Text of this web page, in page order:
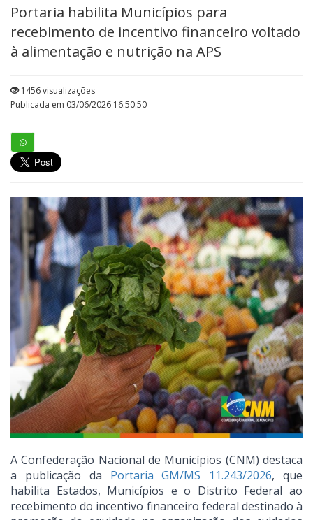
Portaria habilita Municípios para
recebimento de incentivo financeiro voltado
à alimentação e nutrição na APS
1456 visualizações
Publicada em 03/06/2026 16:50:50
A Confederação Nacional de Municípios (CNM) destaca
a publicação da Portaria GM/MS 11.243/2026, que
habilita Estados, Municípios e o Distrito Federal ao
recebimento do incentivo financeiro federal destinado à